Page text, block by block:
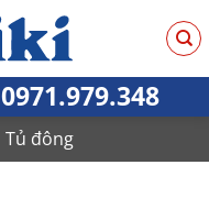
0971.979.348
Tủ đông